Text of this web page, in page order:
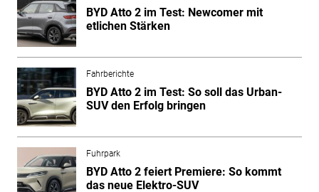
BYD Atto 2 im Test: Newcomer mit
etlichen Stärken
Fahrberichte
BYD Atto 2 im Test: So soll das Urban-
SUV den Erfolg bringen
Fuhrpark
BYD Atto 2 feiert Premiere: So kommt
das neue Elektro-SUV